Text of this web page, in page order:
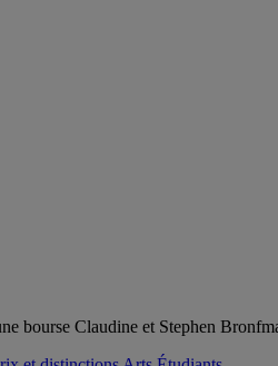
bourse Claudine et Stephen